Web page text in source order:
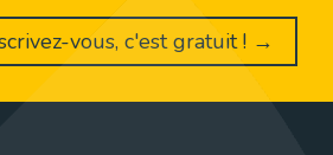
vous, c'est gratuit ! →